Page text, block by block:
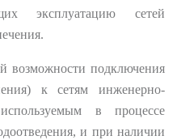
эксплуатацию сетей
возможности подключения
к сетям инженерно-
в процессе
и при наличии